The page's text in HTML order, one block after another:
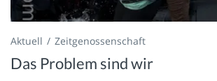
Aktuell Zeitgenossenschaft
Das Problem sind wir